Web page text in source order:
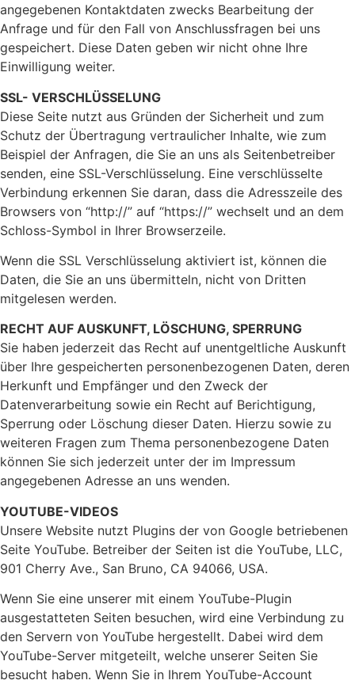
angegebenen Kontaktdaten zwecks Bearbeitung der
Anfrage und für den Fall von Anschlussfragen bei uns
gespeichert. Diese Daten geben wir nicht ohne Ihre
Einwilligung weiter.
SSL- VERSCHLÜSSELUNG
Diese Seite nutzt aus Gründen der Sicherheit und zum
Schutz der Übertragung vertraulicher Inhalte, wie zum
Beispiel der Anfragen, die Sie an uns als Seitenbetreiber
senden, eine SSL-Verschlüsselung. Eine verschlüsselte
Verbindung erkennen Sie daran, dass die Adresszeile des
Browsers von “http://” auf “https://” wechselt und an dem
Schloss-Symbol in Ihrer Browserzeile.
Wenn die SSL Verschlüsselung aktiviert ist, können die
Daten, die Sie an uns übermitteln, nicht von Dritten
mitgelesen werden.
RECHT AUF AUSKUNFT, LÖSCHUNG, SPERRUNG
Sie haben jederzeit das Recht auf unentgeltliche Auskunft
über Ihre gespeicherten personenbezogenen Daten, deren
Herkunft und Empfänger und den Zweck der
Datenverarbeitung sowie ein Recht auf Berichtigung,
Sperrung oder Löschung dieser Daten. Hierzu sowie zu
weiteren Fragen zum Thema personenbezogene Daten
können Sie sich jederzeit unter der im Impressum
angegebenen Adresse an uns wenden.
YOUTUBE-VIDEOS
Unsere Website nutzt Plugins der von Google betriebenen
Seite YouTube. Betreiber der Seiten ist die YouTube, LLC,
901 Cherry Ave., San Bruno, CA 94066, USA.
Wenn Sie eine unserer mit einem YouTube-Plugin
ausgestatteten Seiten besuchen, wird eine Verbindung zu
den Servern von YouTube hergestellt. Dabei wird dem
YouTube-Server mitgeteilt, welche unserer Seiten Sie
besucht haben. Wenn Sie in Ihrem YouTube-Account